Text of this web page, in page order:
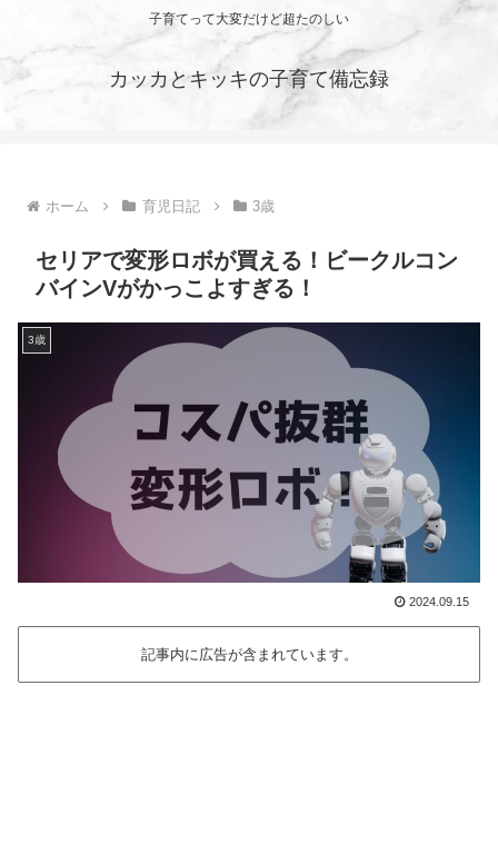
子育てって大変だけど超たのしい
カッカとキッキの子育て備忘録
ホーム 育児日記 3歳
セリアで変形ロボが買える！ビークルコン
バインVがかっこよすぎる！
3歳
2024.09.15
記事内に広告が含まれています。